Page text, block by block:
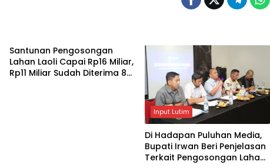
Santunan Pengosongan
Lahan Laoli Capai Rp16 Miliar,
Rp11 Miliar Sudah Diterima 83
Input Lutim
Di Hadapan Puluhan Media,
Bupati Irwan Beri Penjelasan
Terkait Pengosongan Lahan